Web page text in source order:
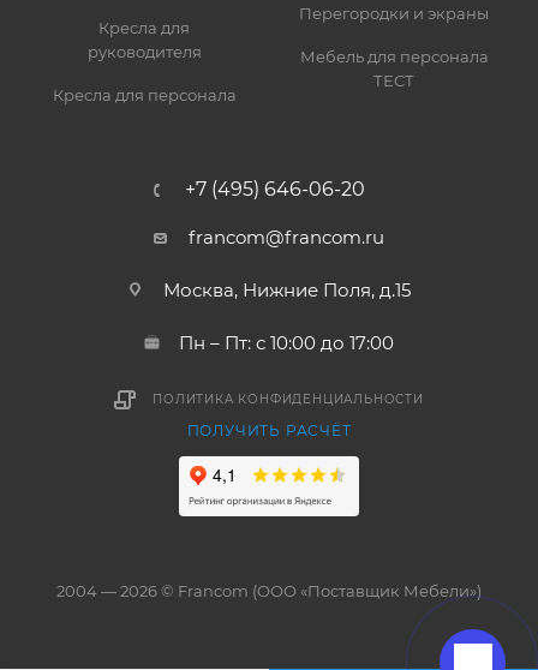
Кресла для
руководителя
Кресла для персонала
Перегородки и экраны
Мебель для персонала
ТЕСТ
+7 (495) 646-06-20
francom@francom.ru
Москва, Нижние Поля, д.15
Пн – Пт: с 10:00 до 17:00
ПОЛИТИКА КОНФИДЕНЦИАЛЬНОСТИ
ПОЛУЧИТЬ РАСЧЁТ
2004 — 2026 © Francom (ООО «Поставщик Мебели»)